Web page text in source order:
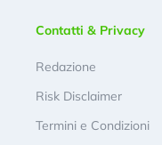
Contatti & Privacy
Redazione
Risk Disclaimer
Termini e Condizioni